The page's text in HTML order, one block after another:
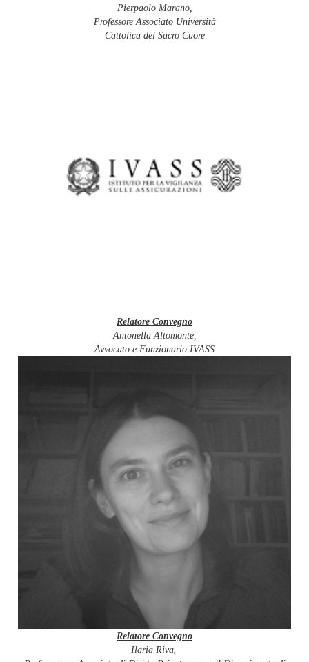
Pierpaolo Marano,
Professore Associato Università
Cattolica del Sacro Cuore
Relatore Convegno
Antonella Altomonte,
Avvocato e Funzionario IVASS
Relatore Convegno
Ilaria Riva,